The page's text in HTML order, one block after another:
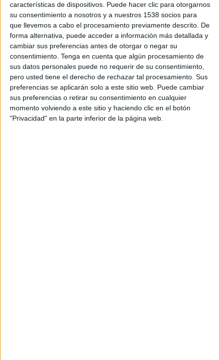
características de dispositivos. Puede hacer clic para otorgarnos
su consentimiento a nosotros y a nuestros 1538 socios para
que llevemos a cabo el procesamiento previamente descrito. De
forma alternativa, puede acceder a información más detallada y
cambiar sus preferencias antes de otorgar o negar su
consentimiento. Tenga en cuenta que algún procesamiento de
sus datos personales puede no requerir de su consentimiento,
pero usted tiene el derecho de rechazar tal procesamiento. Sus
preferencias se aplicarán solo a este sitio web. Puede cambiar
sus preferencias o retirar su consentimiento en cualquier
momento volviendo a este sitio y haciendo clic en el botón
"Privacidad" en la parte inferior de la página web.
comunicar su nueva oferta de portabilidad. Basándose en su precio, 15 euros, y
en la idea de encontrar a 15 famosos anónimos de internet (el grupo más
etc), la campaña se presenta bajo el nombre ’15 pavos’.
Para desarrollar la búsqueda de los 15 más famosos en redes sociales, se ha creado
un evento dentro del perfil de Movistar en Facebook, donde se anima a los
usuarios a que propongan sus candidatos. El final de la campaña estará culminado
por el lanzamiento de un reportaje sobre esos 15 personajes relevantes en los
social media, aunque desconocidos para el gran público.